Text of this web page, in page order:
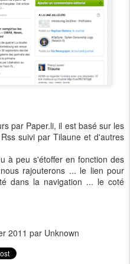
par Paper.li, il est basé sur les
suivi par Tilaune et d'autres
à peu s'étoffer en fonction des
rajouterons ... le lien pour
dans la navigation ... le coté
2011 par Unknown